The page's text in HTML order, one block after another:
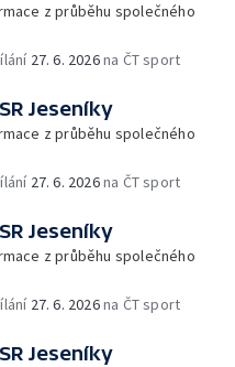
z průběhu společného
27. 6. 2026na ČT sport
Jeseníky
z průběhu společného
27. 6. 2026na ČT sport
Jeseníky
z průběhu společného
27. 6. 2026na ČT sport
Jeseníky